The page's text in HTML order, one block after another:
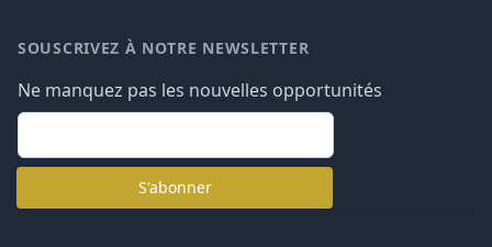
SOUSCRIVEZ À NOTRE NEWSLETTER
Ne manquez pas les nouvelles opportunités
email
S'abonner